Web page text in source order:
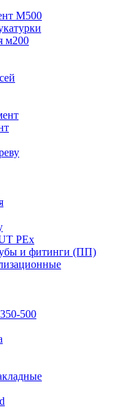
М500
м200
PEx
и фитинги (ПП)
500